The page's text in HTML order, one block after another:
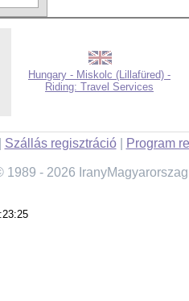
Hungary - Miskolc (Lillafüred) -
Riding: Travel Services
Szállás regisztráció| Program
1989 - 2026